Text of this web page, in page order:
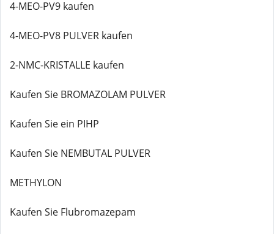
4-MEO-PV9 kaufen
4-MEO-PV8 PULVER kaufen
2-NMC-KRISTALLE kaufen
Kaufen Sie BROMAZOLAM PULVER
Kaufen Sie ein PIHP
Kaufen Sie NEMBUTAL PULVER
METHYLON
Kaufen Sie Flubromazepam